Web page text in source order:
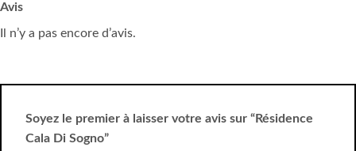
Avis
Il n’y a pas encore d’avis.
Soyez le premier à laisser votre avis sur “Résidence
Cala Di Sogno”